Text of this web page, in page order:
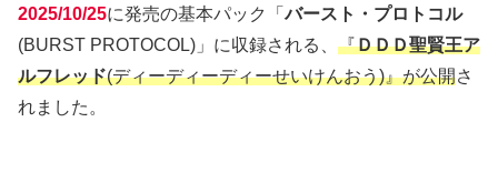
2025/10/25に発売の基本パック「バースト・プロトコル
(BURST PROTOCOL)」に収録される、 『ＤＤＤ聖賢王ア
ルフレッド(ディーディーディーせいけんおう)』が公開さ
れました。